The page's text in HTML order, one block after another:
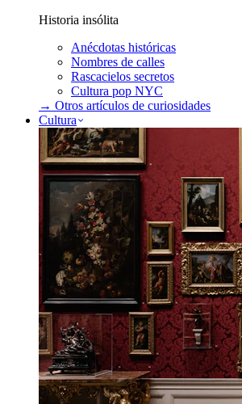
Historia insólita
Anécdotas históricas
Nombres de calles
Rascacielos secretos
Cultura pop NYC
→ Otros artículos de curiosidades
Cultura